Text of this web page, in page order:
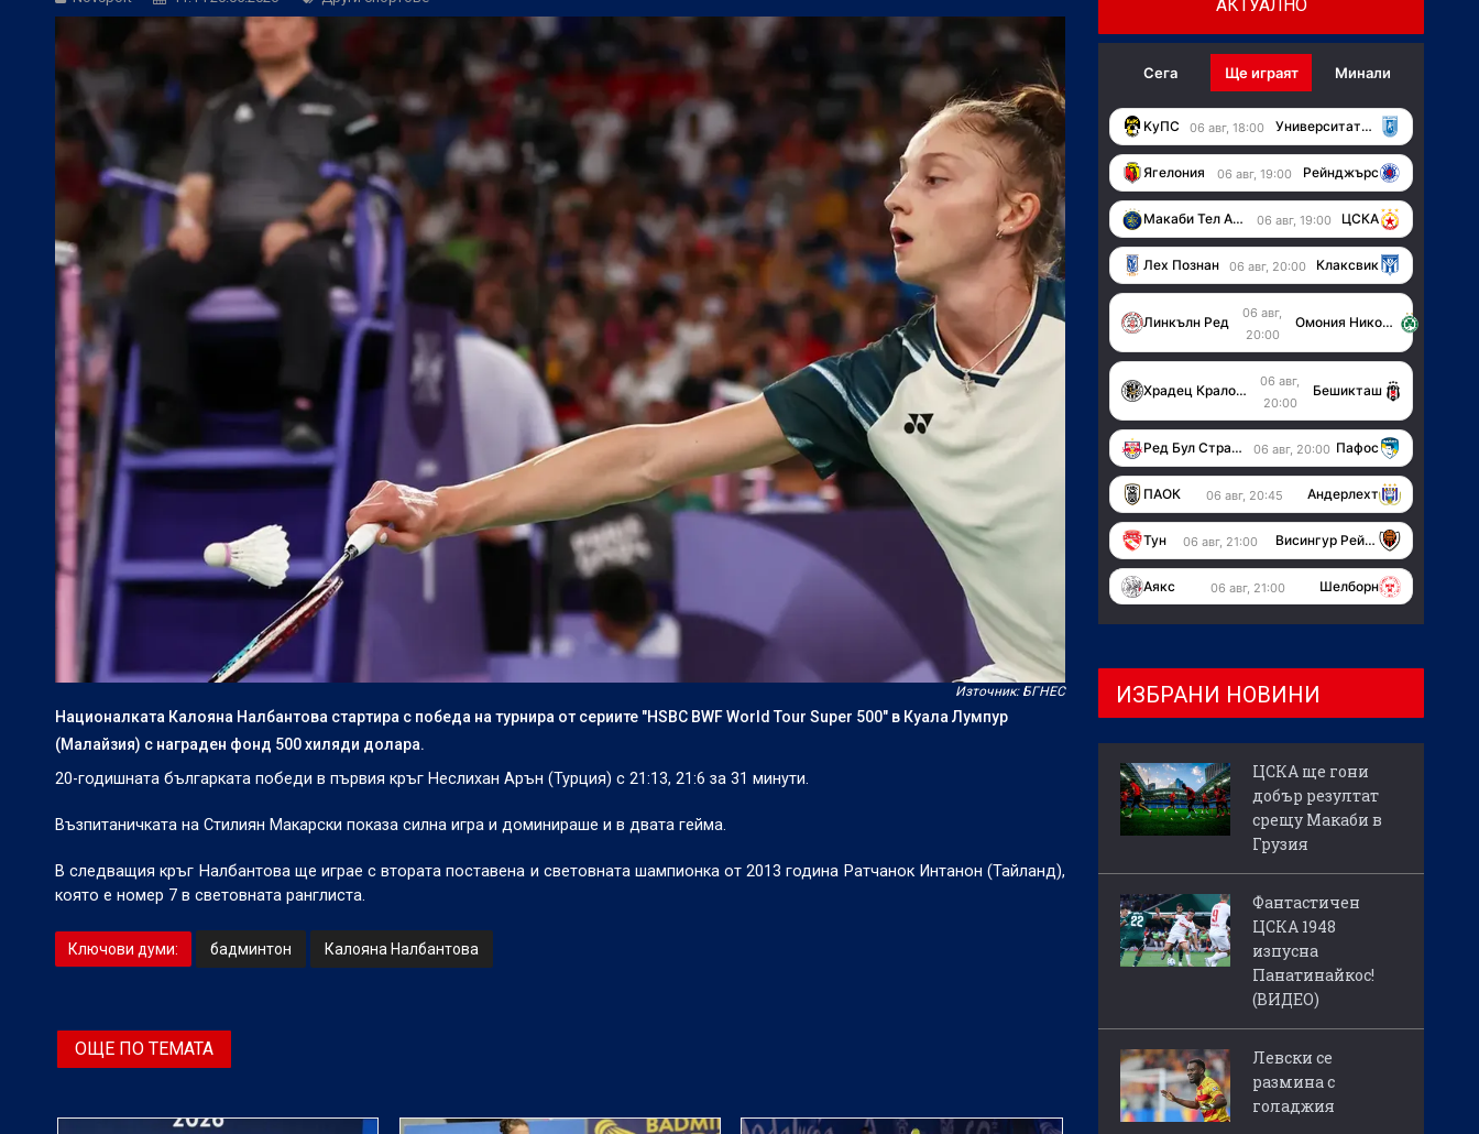
Фен Зона:Фантастичен ЦСКА 1948 изпусна Панатинайкос! (ВИДЕО)
БГ Футбол:Левски се размина с голаджия
Източник: БГНЕС
Националката Калояна Налбантова стартира с победа на турнира от сериите "HSBC BWF World Tour Super 500" в Куала Лумпур
(Малайзия) с награден фонд 500 хиляди долара.
20-годишната българката победи в първия кръг Неслихан Арън (Турция) с 21:13, 21:6 за 31 минути.
Възпитаничката на Стилиян Макарски показа силна игра и доминираше и в двата гейма.
В следващия кръг Налбантова ще играе с втората поставена и световната шампионка от 2013 година Ратчанок Интанон (Тайланд),
която е номер 7 в световната ранглиста.
Ключови думи: бадминтон Калояна Налбантова
ОЩЕ ПО ТЕМАТА
АКТУАЛНО
Сега Ще играят Минали
KуПС 06 авг, 18:00 Университатя (Крайова)
Ягелония 06 авг, 19:00 Рейнджърс
Макаби Тел Авив 06 авг, 19:00 ЦСКА
Лех Познан 06 авг, 20:00 Клаксвик
Линкълн Ред
06 авг,
20:00
Омония Никозия
Храдец Кралове
06 авг,
20:00
Бешикташ
Ред Бул Страсбург 06 авг, 20:00 Пафос
ПАОК 06 авг, 20:45 Андерлехт
Тун 06 авг, 21:00 Висингур Рейкявик
Аякс 06 авг, 21:00 Шелборн
ИЗБРАНИ НОВИНИ
ЦСКА ще гони
добър резултат
срещу Макаби в
Грузия
Фантастичен
ЦСКА 1948
изпусна
Панатинайкос!
(ВИДЕО)
Левски се
размина с
голаджия